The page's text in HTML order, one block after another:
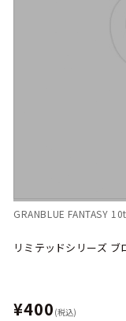
GRANBLUE FANTASY
リミテッドシリーズ ブ
¥400 (税込)